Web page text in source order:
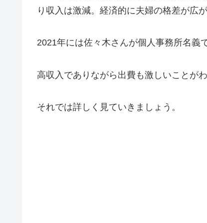
り収入は激減。経済的に夫婦の格差が広が
2021年には佐々木さんが個人事務所名義
高収入でありながら出費も激しいことがわ
それでは詳しく見ていきましょう。